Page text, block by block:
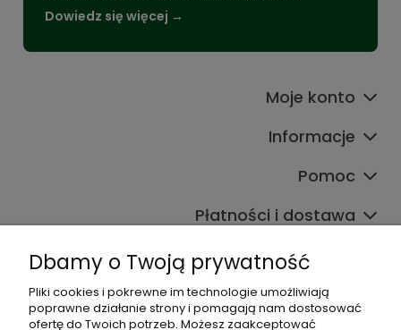
Dowiedz się więcej →
Moje konto
Informacje
Pomoc
Płatności i dostawa
Wpisy
Dane kontaktowe
Dbamy o Twoją prywatność
Pliki cookies i pokrewne im technologie umożliwiają
poprawne działanie strony i pomagają nam dostosować
ofertę do Twoich potrzeb. Możesz zaakceptować